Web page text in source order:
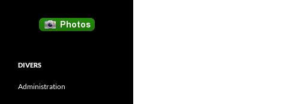
DIVERS
Administration